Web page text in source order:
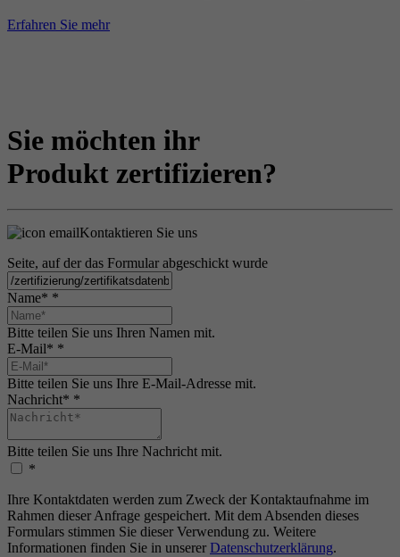
Erfahren Sie mehr
Sie möchten ihr
Produkt zertifizieren?
Kontaktieren Sie uns
Seite, auf der das Formular abgeschickt wurde
Name* *
Bitte teilen Sie uns Ihren Namen mit.
E-Mail* *
Bitte teilen Sie uns Ihre E-Mail-Adresse mit.
Nachricht* *
Bitte teilen Sie uns Ihre Nachricht mit.
*
Ihre Kontaktdaten werden zum Zweck der Kontaktaufnahme im
Rahmen dieser Anfrage gespeichert. Mit dem Absenden dieses
Formulars stimmen Sie dieser Verwendung zu. Weitere
Informationen finden Sie in unserer Datenschutzerklärung.